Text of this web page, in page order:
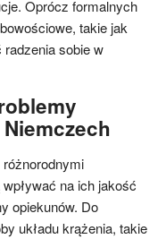
Oprócz formalnych
takie jak
sobie w
na ich jakość
opiekunów. Do
układu krążenia, takie